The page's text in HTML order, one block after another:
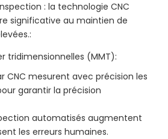
: la technologie CNC
significative au maintien de
tridimensionnelles (MMT):
CNC mesurent avec précision les
garantir la précision
automatisés augmentent
les erreurs humaines.